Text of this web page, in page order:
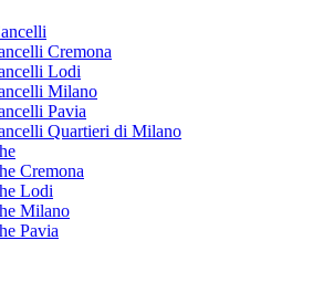
Cremona
Lodi
Milano
Pavia
Quartieri di Milano
Cremona
Lodi
Milano
Pavia